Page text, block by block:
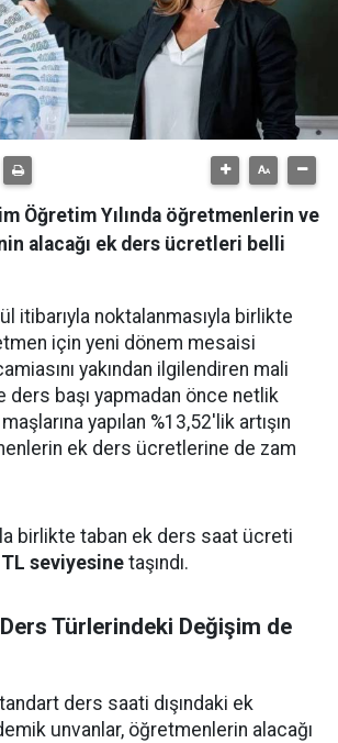
Öğretim Yılında öğretmenlerin ve
alacağı ek ders ücretleri belli
itibarıyla noktalanmasıyla birlikte
için yeni dönem mesaisi
yakından ilgilendiren mali
ders başı yapmadan önce netlik
yapılan %13,52'lik artışın
ek ders ücretlerine de zam
birlikte taban ek ders saat ücreti
seviyesine taşındı.
Türlerindeki Değişim de
ders saati dışındaki ek
unvanlar, öğretmenlerin alacağı